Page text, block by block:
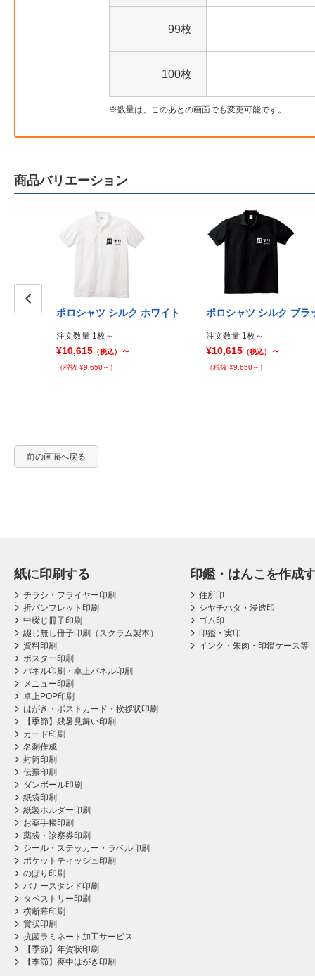
99枚
100枚
数量は、このあとの画面でも変更可能です。
商品バリエーション
ックス ポロシャツ シルク ホワイト
注文数量 1枚～
¥10,615 （税込） ～
（税抜 ¥9,650～）
ポロシャツ シルク ブラ
注文数量 1枚～
¥10,615 （税込） ～
（税抜 ¥9,650～）
前の画面へ戻る
紙に印刷する
チラシ・フライヤー印刷
折パンフレット印刷
中綴じ冊子印刷
綴じ無し冊子印刷（スクラム製本）
資料印刷
ポスター印刷
パネル印刷・卓上パネル印刷
メニュー印刷
卓上POP印刷
はがき・ポストカード・挨拶状印刷
【季節】残暑見舞い印刷
カード印刷
名刺作成
封筒印刷
伝票印刷
ダンボール印刷
紙袋印刷
紙製ホルダー印刷
お薬手帳印刷
薬袋・診察券印刷
シール・ステッカー・ラベル印刷
ポケットティッシュ印刷
のぼり印刷
バナースタンド印刷
タペストリー印刷
横断幕印刷
賞状印刷
抗菌ラミネート加工サービス
【季節】年賀状印刷
【季節】喪中はがき印刷
印鑑・はんこを作成
住所印
シヤチハタ・浸透印
ゴム印
印鑑・実印
インク・朱肉・印鑑ケース等